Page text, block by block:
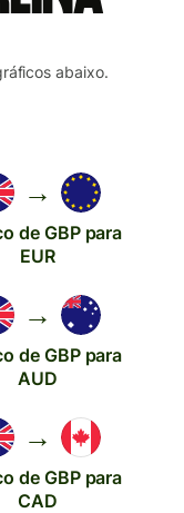
abaixo.
→
de GBP para
EUR
→
de GBP para
AUD
→
de GBP para
CAD